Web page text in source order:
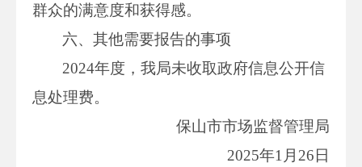
群众的满意度和获得感。
六、其他需要报告的事项
2024年度，我局未收取政府信息公开信
息处理费。
保山市市场监督管理局
2025年1月26日